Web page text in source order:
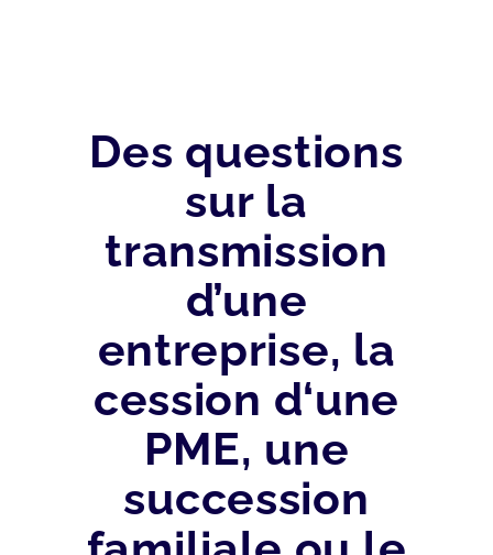
Des questions
sur la
transmission
d’une
entreprise, la
cession d‘une
PME, une
succession